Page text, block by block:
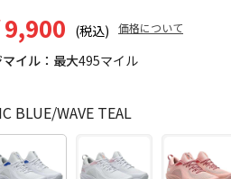
イル：最大495マイル
9,900 (税込) 価格について
BLUE/WAVE TEAL